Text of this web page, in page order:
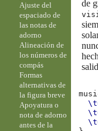
de
Ajuste del
espaciado de
las notas de
adorno
Alineación de
los números de
compás
Formas
alternativas de
la figura breve
Apoyatura o
nota de adorno
antes de la